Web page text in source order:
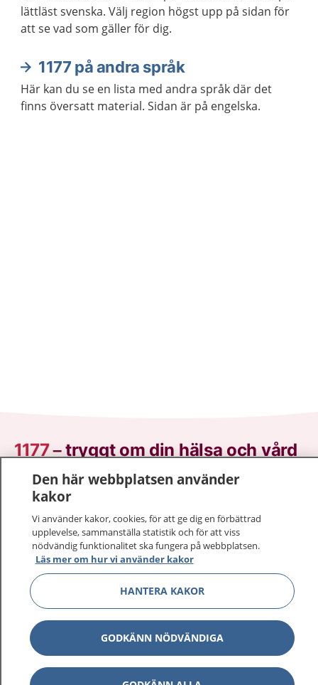
lättläst svenska. Välj region högst upp på sidan för
att se vad som gäller för dig.
1177 på andra språk
Här kan du se en lista med andra språk där det
finns översatt material. Sidan är på engelska.
1177–tryggt om din hälsa och vård
På 1177.se får du råd om hälsa och information om
sjukdomar och vilka mottagningar du kan kontakta.
Logga in för att läsa din journal och göra dina
vårdärenden. Ring telefonnummer 1177 för
sjukvårdsrådgivning dygnet runt.
1177 ger dig råd när du vill må bättre.
1177 på flera språk Visa
Den här webbplatsen använder
kakor
Vi använder kakor, cookies, för att ge dig en förbättrad
upplevelse, sammanställa statistik och för att viss
nödvändig funktionalitet ska fungera på webbplatsen.
Läs mer om hur vi använder kakor
HANTERA KAKOR
GODKÄNN NÖDVÄNDIGA